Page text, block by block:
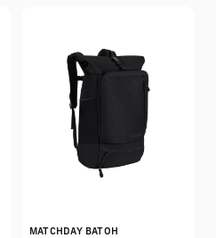
MATCHDAY BATOH